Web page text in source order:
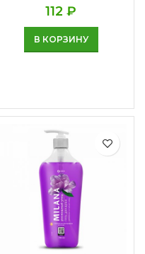
112 ₽
В КОРЗИНУ